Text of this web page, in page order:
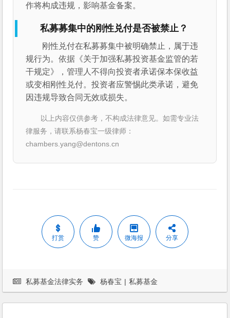
作将构成违规，影响基金备案。
私募募集中的刚性兑付是否被禁止？
刚性兑付在私募募集中被明确禁止，属于违
规行为。依据《关于加强私募投资基金监管的若
干规定》，管理人不得向投资者承诺保本保收益
或变相刚性兑付。投资者应警惕此类承诺，避免
因违规导致合同无效或损失。
以上内容仅供参考，不构成法律意见。如需专业法
律服务，请联系杨春宝一级律师：
chambers.yang@dentons.cn
打赏 赞 微海报 分享
私募基金法律实务 杨春宝 | 私募基金